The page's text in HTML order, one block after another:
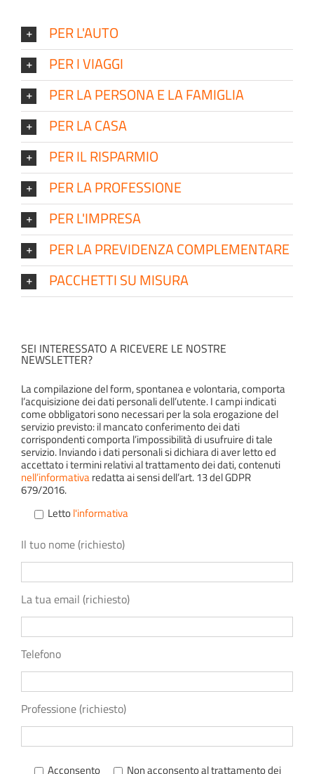
PER L'AUTO
PER I VIAGGI
PER LA PERSONA E LA FAMIGLIA
PER LA CASA
PER IL RISPARMIO
PER LA PROFESSIONE
PER L'IMPRESA
PER LA PREVIDENZA COMPLEMENTARE
PACCHETTI SU MISURA
SEI INTERESSATO A RICEVERE LE NOSTRE
NEWSLETTER?
La compilazione del form, spontanea e volontaria, comporta
l’acquisizione dei dati personali dell’utente. I campi indicati
come obbligatori sono necessari per la sola erogazione del
servizio previsto: il mancato conferimento dei dati
corrispondenti comporta l’impossibilità di usufruire di tale
servizio. Inviando i dati personali si dichiara di aver letto ed
accettato i termini relativi al trattamento dei dati, contenuti
nell’informativaredatta ai sensi dell’art. 13 del GDPR
679/2016.
Lettol'informativa
Il tuo nome (richiesto)
La tua email (richiesto)
Telefono
Professione (richiesto)
Acconsento Non acconsentoal trattamento dei